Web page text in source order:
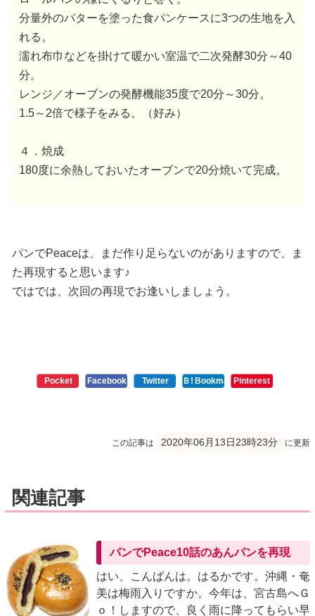
分量外のバターを塗った食パンケースに3つの生地を入
れる。
濡れ布巾などを掛けて暖かい室温で二次発酵30分～40
分。
レンジ／オーブンの発酵機能35度で20分～30分。
1.5～2倍で様子をみる。（好み）
４．焼成
180度に余熱しておいたオーブンで20分焼いて完成。
パンでPeaceは、まだ作り足らないのがありますので、ま
た再現すると思います♪
ではでは、次回の再現でお逢いしましょう。
Pocket Facebook Twitter Ｂ! BookmarkPinterest
この記事は 2020年06月13日23時23分 に更新
関連記事
パンでPeace10話のあんパンを再現
はい、こんばんは。はるかです。沖縄・奄
美は梅雨入りですか。今年は、宮古島へＧ
ｏ！しますので、良く雨に降ってもらい早